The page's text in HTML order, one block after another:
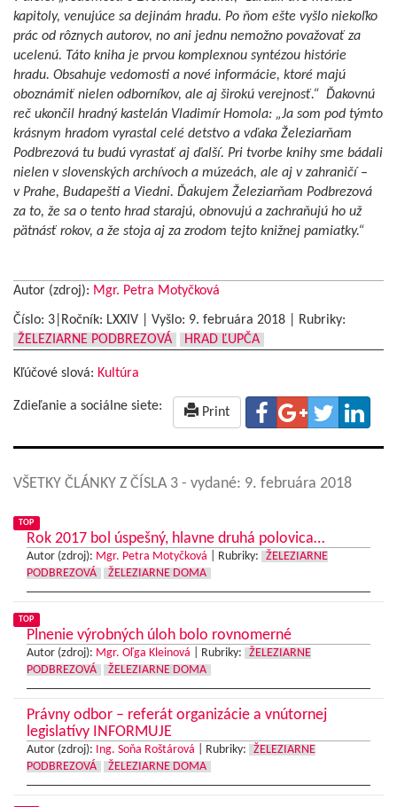
kapitoly, venujúce sa dejinám hradu. Po ňom ešte vyšlo niekoľko
prác od rôznych autorov, no ani jednu nemožno považovať za
ucelenú. Táto kniha je prvou komplexnou syntézou histórie
hradu. Obsahuje vedomosti a nové informácie, ktoré majú
oboznámiť nielen odborníkov, ale aj širokú verejnosť.“ Ďakovnú
reč ukončil hradný kastelán Vladimír Homola: „Ja som pod týmto
krásnym hradom vyrastal celé detstvo a vďaka Železiarňam
Podbrezová tu budú vyrastať aj ďalší. Pri tvorbe knihy sme bádali
nielen v slovenských archívoch a múzeách, ale aj v zahraničí –
v Prahe, Budapešti a Viedni. Ďakujem Železiarňam Podbrezová
za to, že sa o tento hrad starajú, obnovujú a zachraňujú ho už
pätnásť rokov, a že stoja aj za zrodom tejto knižnej pamiatky.“
Autor (zdroj): Mgr. Petra Motyčková
Číslo: 3|Ročník: LXXIV | Vyšlo: 9. februára 2018
Rubriky:
ŽELEZIARNE PODBREZOVÁ
HRAD ĽUPČA
Kľúčové slová: Kultúra
Zdieľanie a sociálne siete: Print
VŠETKY ČLÁNKY Z ČÍSLA 3 - vydané: 9. februára 2018
TOP
Rok 2017 bol úspešný, hlavne druhá polovica…
Autor (zdroj): Mgr. Petra Motyčková Rubriky:
ŽELEZIARNE
PODBREZOVÁ
ŽELEZIARNE DOMA
TOP
Plnenie výrobných úloh bolo rovnomerné
Autor (zdroj): Mgr. Oľga Kleinová Rubriky:
ŽELEZIARNE
PODBREZOVÁ
ŽELEZIARNE DOMA
Právny odbor – referát organizácie a vnútornej
legislatívy INFORMUJE
Autor (zdroj): Ing. Soňa Roštárová Rubriky:
ŽELEZIARNE
PODBREZOVÁ
ŽELEZIARNE DOMA